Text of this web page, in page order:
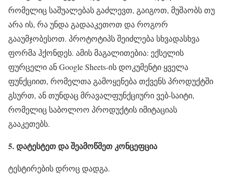
რომელიც საშუალებას გაძლევთ, გაიგოთ, მუშაობს თუ
არა ის, რა უნდა გადააკეთოთ და როგორ
გააუმჯობესოთ. პროტოტიპს შეიძლება სხვადასხვა
ფორმა ჰქონდეს. ამის მაგალითებია: ექსელის
ფურცელი ან Google Sheets-ის დოკუმენტი ყველა
ფუნქციით, რომელთა გამოყენება თქვენს პროდუქტში
გსურთ, ან თუნდაც მრავალფუნქციური ვებ-საიტი,
რომელიც საბოლოო პროდუქტის იმიტაციას
გააკეთებს.
5. დატესტეთ და შეამოწმეთ კონცეფცია
ტესტირების დროც დადგა.